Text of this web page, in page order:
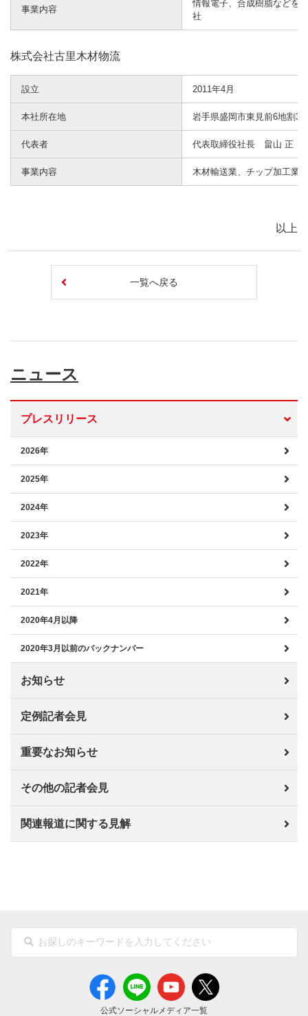
事業内容
情報電子、合成樹脂などを
社
株式会社古里木材物流
設立 2011年4月
本社所在地 岩手県盛岡市東見前6地割37
代表者 代表取締役社長 畠山 正
事業内容 木材輸送業、チップ加工業
以上
一覧へ戻る
ニュース
プレスリリース
2026年
2025年
2024年
2023年
2022年
2021年
2020年4月以降
2020年3月以前のバックナンバー
お知らせ
定例記者会見
重要なお知らせ
その他の記者会見
関連報道に関する見解
公式ソーシャルメディア一覧